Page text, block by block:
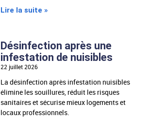
Lire la suite »
Désinfection après une
infestation de nuisibles
22 juillet 2026
La désinfection après infestation nuisibles
élimine les souillures, réduit les risques
sanitaires et sécurise mieux logements et
locaux professionnels.